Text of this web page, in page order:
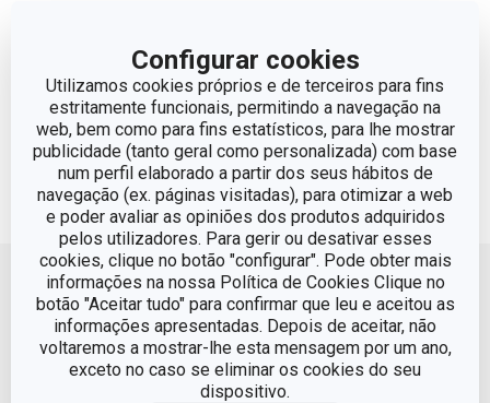
Configurar cookies
Utilizamos cookies próprios e de terceiros para fins
estritamente funcionais, permitindo a navegação na
web, bem como para fins estatísticos, para lhe mostrar
publicidade (tanto geral como personalizada) com base
num perfil elaborado a partir dos seus hábitos de
navegação (ex. páginas visitadas), para otimizar a web
e poder avaliar as opiniões dos produtos adquiridos
pelos utilizadores. Para gerir ou desativar esses
cookies, clique no botão "configurar". Pode obter mais
informações na nossa Política de Cookies Clique no
botão "Aceitar tudo" para confirmar que leu e aceitou as
informações apresentadas. Depois de aceitar, não
voltaremos a mostrar-lhe esta mensagem por um ano,
exceto no caso se eliminar os cookies do seu
dispositivo.
Voltar ao topo